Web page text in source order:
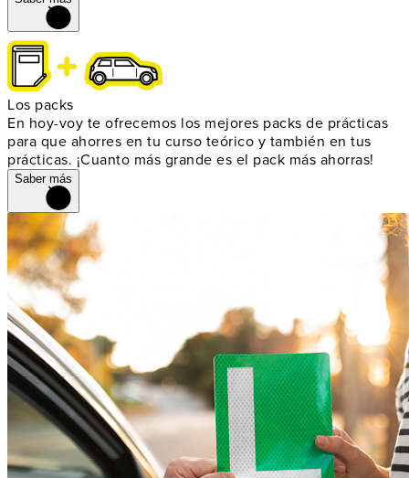
Los packs
En hoy-voy te ofrecemos los mejores packs de prácticas
para que ahorres en tu curso teórico y también en tus
prácticas. ¡Cuanto más grande es el pack más ahorras!
Saber más